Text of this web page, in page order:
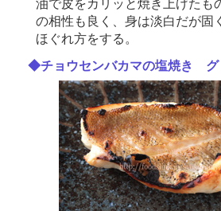
油で皮をカリッと焼き上げたも
の相性も良く、身は淡白だが固
ほぐれ方をする。
◆チョウセンバカマの塩焼き グ